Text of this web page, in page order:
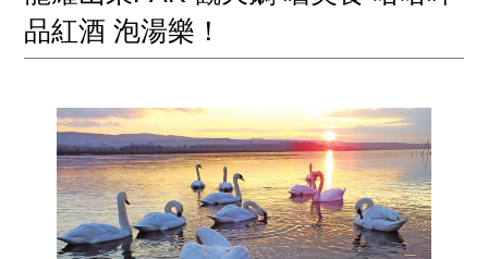
品紅酒 泡湯樂！